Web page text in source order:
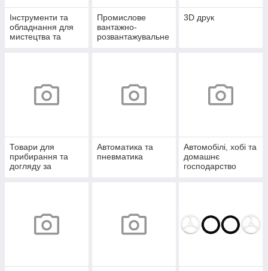
Інструменти та
обладнання для
мистецтва та
Промислове
вантажно-
розвантажувальне
3D друк
Товари для
прибирання та
догляду за
Автоматика та
пневматика
Автомобілі, хобі та
домашнє
господарство